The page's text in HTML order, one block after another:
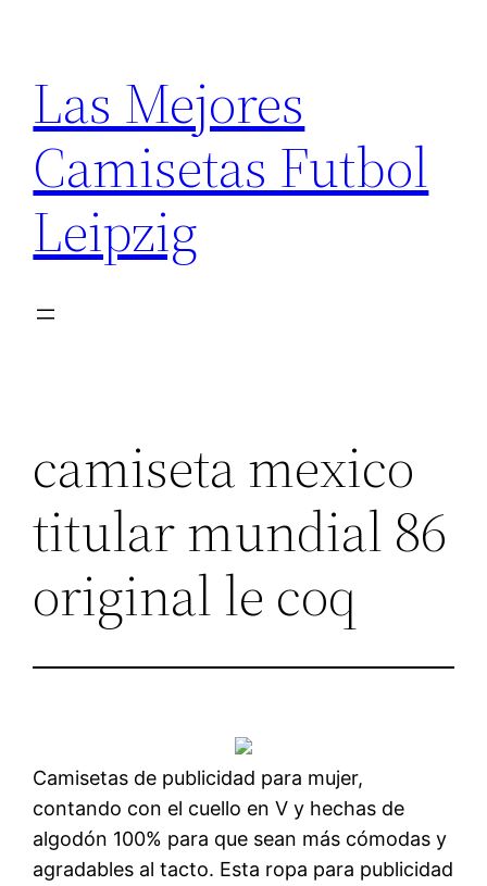
contenido
Las Mejores
Camisetas Futbol
Leipzig
camiseta mexico
titular mundial 86
original le coq
Camisetas de publicidad para mujer,
contando con el cuello en V y hechas de
algodón 100% para que sean más cómodas y
agradables al tacto. Esta ropa para publicidad